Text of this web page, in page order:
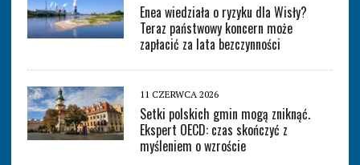
Enea wiedziała o ryzyku dla Wisły?
Teraz państwowy koncern może
zapłacić za lata bezczynności
11 CZERWCA 2026
Setki polskich gmin mogą zniknąć.
Ekspert OECD: czas skończyć z
myśleniem o wzroście